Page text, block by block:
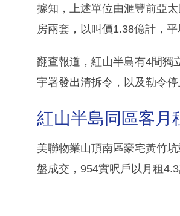
據知，上述單位由滙豐前亞
房兩套，以叫價1.38億計，平
翻查報道，紅山半島有4間獨
宇署發出清拆令，以及勒令停
紅山半島同區客月
美聯物業山頂南區豪宅黃竹
盤成交，954實呎戶以月租4.3